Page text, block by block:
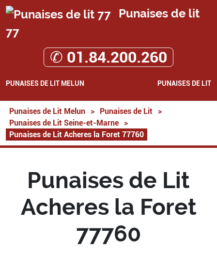
Punaises de lit
77
✆ 01.84.200.260
PUNAISES DE LIT MELUN PUNAISES DE LIT
Punaises de Lit Melun > Punaises de Lit
>
Punaises de Lit Seine-et-Marne
>
Punaises de Lit Acheres la Foret 77760
Punaises de Lit
Acheres la Foret
77760